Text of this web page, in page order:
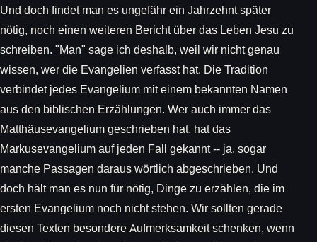
Und doch findet man es ungefähr ein Jahrzehnt später
nötig, noch einen weiteren Bericht über das Leben Jesu zu
schreiben. "Man" sage ich deshalb, weil wir nicht genau
wissen, wer die Evangelien verfasst hat. Die Tradition
verbindet jedes Evangelium mit einem bekannten Namen
aus den biblischen Erzählungen. Wer auch immer das
Matthäusevangelium geschrieben hat, hat das
Markusevangelium auf jeden Fall gekannt -- ja, sogar
manche Passagen daraus wörtlich abgeschrieben. Und
doch hält man es nun für nötig, Dinge zu erzählen, die im
ersten Evangelium noch nicht stehen. Wir sollten gerade
diesen Texten besondere Aufmerksamkeit schenken, wenn